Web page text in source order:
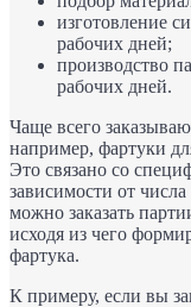
изготовление
рабочих дней;
производство
рабочих дней.
Чаще всего
например, фартуки
Это связано со
зависимости от
можно заказать
исходя из чего
фартука.
К примеру, если вы